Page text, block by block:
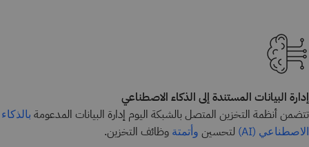
إدارة البيانات المستندة إلى الذكاء الاصطناعي
تتضمن أنظمة التخزين المتصل بالشبكة اليوم إدارة البيانات المدعومة بالذكاء
الاصطناعي (AI)
لتحسين وأتمتة وظائف التخزين.